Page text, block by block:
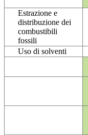
Estrazione e
distribuzione dei
combustibili
fossili
Uso di solventi